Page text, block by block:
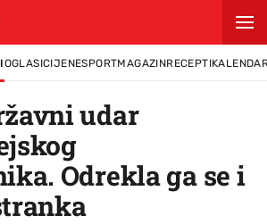
OGLASICIJENESPORTMAGAZINRECEPTI
udar
Odrekla ga se i